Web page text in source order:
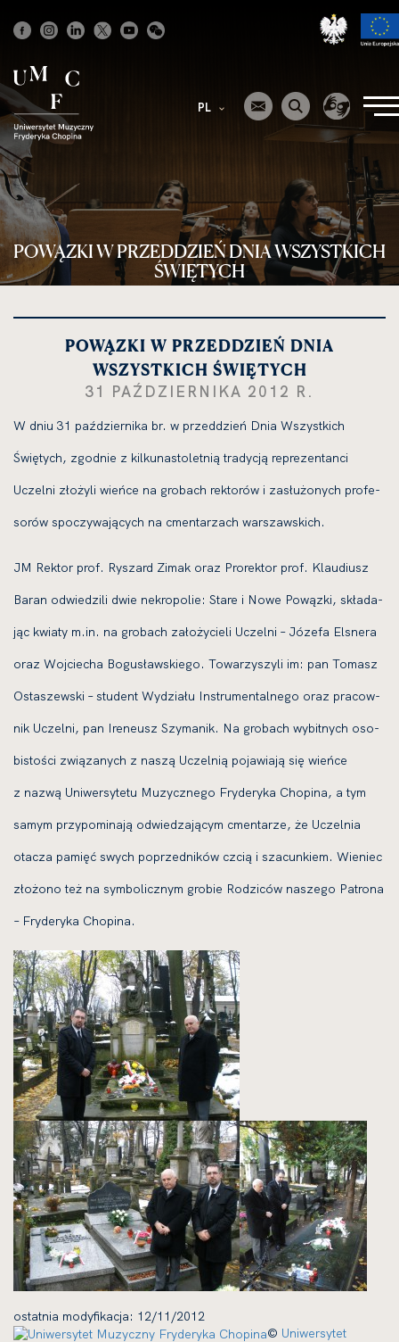
Strona
PL
POWĄZKI W PRZEDDZIEŃ DNIA WSZYSTKICH
ŚWIĘTYCH
POWĄZKI W PRZEDDZIEŃ DNIA
WSZYSTKICH ŚWIĘTYCH
31 PAŹDZIERNIKA 2012 R.
W dniu 31 paź­dzier­ni­ka br. w przed­dzień Dnia Wszystkich
Świętych, zgod­nie z kil­ku­na­sto­let­nią tra­dy­cją repre­zen­tan­ci
Uczelni zło­ży­li wień­ce na gro­bach rek­to­rów i zasłu­żo­nych pro­fe­
so­rów spo­czy­wa­ją­cych na cmen­ta­rzach war­szaw­skich.
JM Rektor prof. Ryszard Zimak oraz Prorektor prof. Klaudiusz
Baran odwie­dzi­li dwie nekro­po­lie: Stare i Nowe Powązki, skła­da­
jąc kwia­ty m.in. na gro­bach zało­ży­cie­li Uczelni – Józefa Elsnera
oraz Wojciecha Bogusławskiego. Towarzyszyli im: pan Tomasz
Ostaszewski – stu­dent Wydziału Instrumentalnego oraz pra­cow­
nik Uczelni, pan Ireneusz Szymanik. Na gro­bach wybit­nych oso­
bi­sto­ści zwią­za­nych z naszą Uczelnią poja­wia­ją się wień­ce
z nazwą Uniwersytetu Muzycznego Fryderyka Chopina, a tym
samym przy­po­mi­na­ją odwie­dza­ją­cym cmen­ta­rze, że Uczelnia
ota­cza pamięć swych poprzed­ni­ków czcią i sza­cun­kiem. Wieniec
zło­żo­no też na sym­bo­licz­nym gro­bie Rodziców nasze­go Patrona
– Fryderyka Chopina.
ostatnia modyfikacja: 12/11/2012
© Uniwersytet